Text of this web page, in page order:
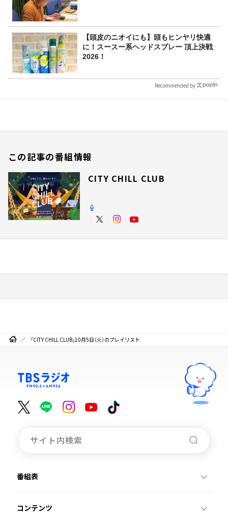
【頭皮のニオイにも】頭もヒンヤリ快適
に！スースー系ヘッドスプレー 頂上決戦
2026！
Recommended by
この記事の番組情報
CITY CHILL CLUB
「CITY CHILL CLUB」10月5日（火）のプレイリスト
番組表
コンテンツ